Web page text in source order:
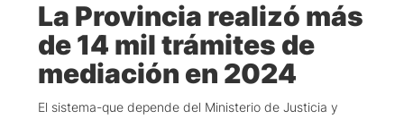
La Provincia realizó más
de 14 mil trámites de
mediación en 2024
El sistema-que depende del Ministerio de Justicia y